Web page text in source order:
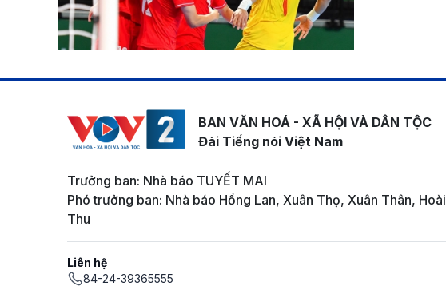
BAN VĂN HOÁ - XÃ HỘI VÀ DÂN TỘC
Đài Tiếng nói Việt Nam
Trưởng ban: Nhà báo TUYẾT MAI
Phó trưởng ban: Nhà báo Hồng Lan, Xuân Thọ, Xuân Thân, Hoài
Thu
Liên hệ
84-24-39365555